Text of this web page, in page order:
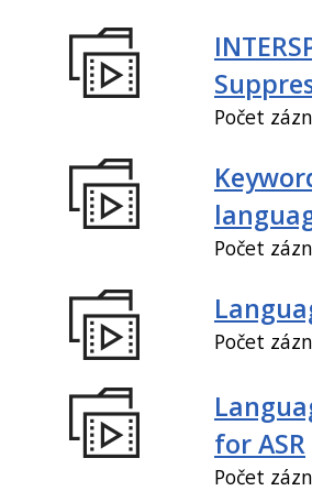
Počet
Počet
Počet
for ASR
Počet